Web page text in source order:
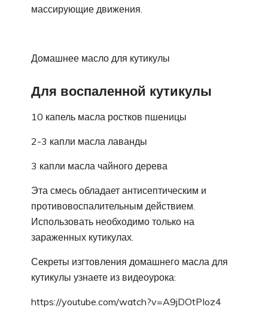
массирующие движения.
Домашнее масло для кутикулы
Для воспаленной кутикулы
10 капель масла ростков пшеницы
2-3 капли масла лаванды
3 капли масла чайного дерева
Эта смесь обладает антисептическим и
противовоспалительным действием.
Использовать необходимо только на
зараженных кутикулах.
Секреты изгтовления домашнего масла для
кутикулы узнаете из видеоурока:
https://youtube.com/watch?v=A9jDOtPIoz4